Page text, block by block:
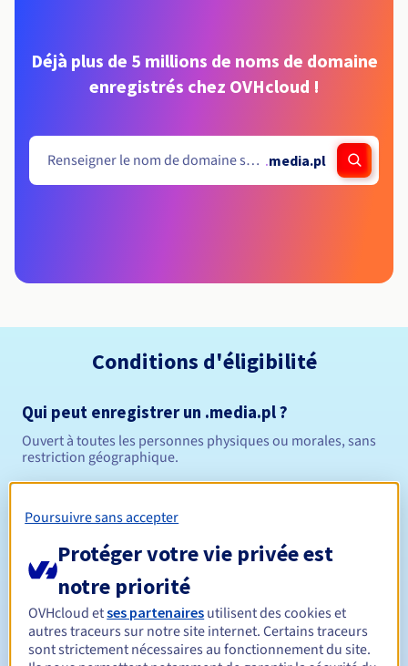
Déjà plus de 5 millions de noms de domaine
enregistrés chez OVHcloud !
.media.pl
Conditions d'éligibilité
Qui peut enregistrer un .media.pl ?
Ouvert à toutes les personnes physiques ou morales, sans
restriction géographique.
Durée de réservation Entre 1 et 10 ans
Durée de renouvellement Entre 1 et 10 ans
Poursuivre sans accepter
Protéger votre vie privée est
notre priorité
OVHcloud etses partenaires utilisent des cookies et
autres traceurs sur notre site internet. Certains traceurs
sont strictement nécessaires au fonctionnement du site.